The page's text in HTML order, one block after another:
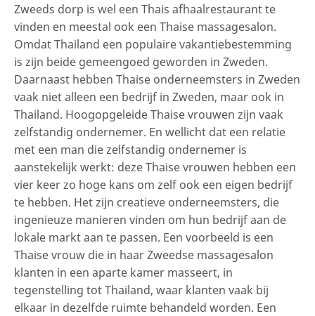
Zweeds dorp is wel een Thais afhaalrestaurant te
vinden en meestal ook een Thaise massagesalon.
Omdat Thailand een populaire vakantiebestemming
is zijn beide gemeengoed geworden in Zweden.
Daarnaast hebben Thaise onderneemsters in Zweden
vaak niet alleen een bedrijf in Zweden, maar ook in
Thailand. Hoogopgeleide Thaise vrouwen zijn vaak
zelfstandig ondernemer. En wellicht dat een relatie
met een man die zelfstandig ondernemer is
aanstekelijk werkt: deze Thaise vrouwen hebben een
vier keer zo hoge kans om zelf ook een eigen bedrijf
te hebben. Het zijn creatieve onderneemsters, die
ingenieuze manieren vinden om hun bedrijf aan de
lokale markt aan te passen. Een voorbeeld is een
Thaise vrouw die in haar Zweedse massagesalon
klanten in een aparte kamer masseert, in
tegenstelling tot Thailand, waar klanten vaak bij
elkaar in dezelfde ruimte behandeld worden. Een